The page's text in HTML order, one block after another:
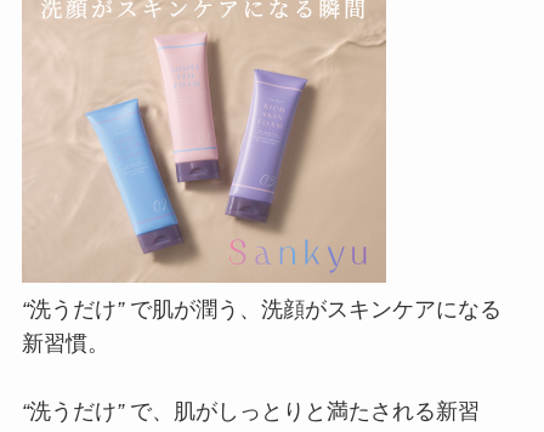
“洗うだけ” で肌が潤う、洗顔がスキンケアになる
新習慣。
“洗うだけ” で、肌がしっとりと満たされる新習